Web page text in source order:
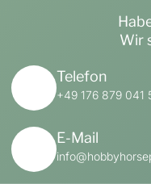
Wir
Telefon
+49 176 879 041
E-Mail